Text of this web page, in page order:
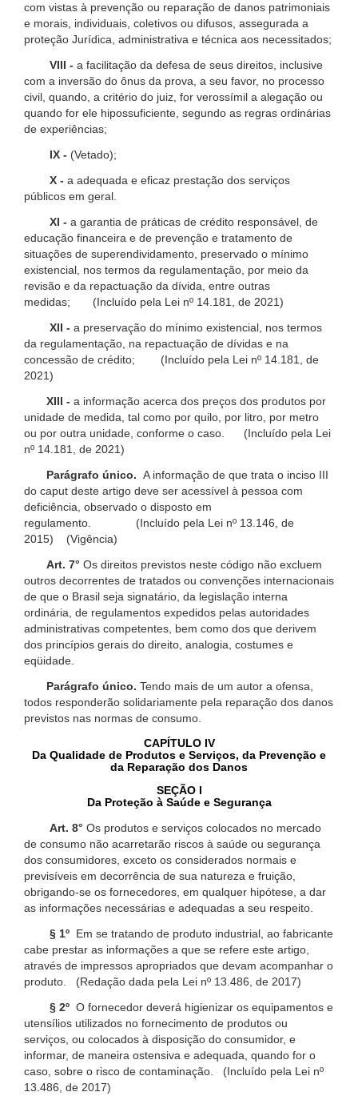
com vistas à prevenção ou reparação de danos patrimoniais
e morais, individuais, coletivos ou difusos, assegurada a
proteção Jurídica, administrativa e técnica aos necessitados;
VIII - a facilitação da defesa de seus direitos, inclusive
com a inversão do ônus da prova, a seu favor, no processo
civil, quando, a critério do juiz, for verossímil a alegação ou
quando for ele hipossuficiente, segundo as regras ordinárias
de experiências;
IX - (Vetado);
X - a adequada e eficaz prestação dos serviços
públicos em geral.
XI - a garantia de práticas de crédito responsável, de
educação financeira e de prevenção e tratamento de
situações de superendividamento, preservado o mínimo
existencial, nos termos da regulamentação, por meio da
revisão e da repactuação da dívida, entre outras
medidas; (Incluído pela Lei nº 14.181, de 2021)
XII - a preservação do mínimo existencial, nos termos
da regulamentação, na repactuação de dívidas e na
concessão de crédito; (Incluído pela Lei nº 14.181, de
2021)
XIII - a informação acerca dos preços dos produtos por
unidade de medida, tal como por quilo, por litro, por metro
ou por outra unidade, conforme o caso. (Incluído pela Lei
nº 14.181, de 2021)
Parágrafo único. A informação de que trata o inciso III
do caput deste artigo deve ser acessível à pessoa com
deficiência, observado o disposto em
regulamento. (Incluído pela Lei nº 13.146, de
2015) (Vigência)
Art. 7° Os direitos previstos neste código não excluem
outros decorrentes de tratados ou convenções internacionais
de que o Brasil seja signatário, da legislação interna
ordinária, de regulamentos expedidos pelas autoridades
administrativas competentes, bem como dos que derivem
dos princípios gerais do direito, analogia, costumes e
eqüidade.
Parágrafo único. Tendo mais de um autor a ofensa,
todos responderão solidariamente pela reparação dos danos
previstos nas normas de consumo.
CAPÍTULO IV
Da Qualidade de Produtos e Serviços, da Prevenção e
da Reparação dos Danos
SEÇÃO I
Da Proteção à Saúde e Segurança
Art. 8° Os produtos e serviços colocados no mercado
de consumo não acarretarão riscos à saúde ou segurança
dos consumidores, exceto os considerados normais e
previsíveis em decorrência de sua natureza e fruição,
obrigando-se os fornecedores, em qualquer hipótese, a dar
as informações necessárias e adequadas a seu respeito.
§ 1º Em se tratando de produto industrial, ao fabricante
cabe prestar as informações a que se refere este artigo,
através de impressos apropriados que devam acompanhar o
produto. (Redação dada pela Lei nº 13.486, de 2017)
§ 2º O fornecedor deverá higienizar os equipamentos e
utensílios utilizados no fornecimento de produtos ou
serviços, ou colocados à disposição do consumidor, e
informar, de maneira ostensiva e adequada, quando for o
caso, sobre o risco de contaminação. (Incluído pela Lei nº
13.486, de 2017)